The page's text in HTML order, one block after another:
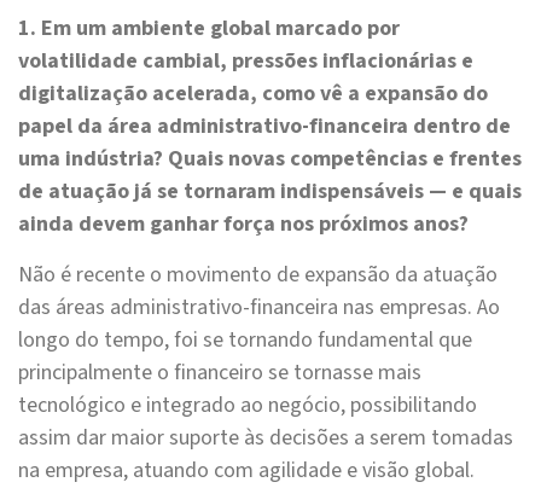
1. Em um ambiente global marcado por
volatilidade cambial, pressões inflacionárias e
digitalização acelerada, como vê a expansão do
papel da área administrativo-financeira dentro de
uma indústria? Quais novas competências e frentes
de atuação já se tornaram indispensáveis — e quais
ainda devem ganhar força nos próximos anos?
Não é recente o movimento de expansão da atuação
das áreas administrativo-financeira nas empresas. Ao
longo do tempo, foi se tornando fundamental que
principalmente o financeiro se tornasse mais
tecnológico e integrado ao negócio, possibilitando
assim dar maior suporte às decisões a serem tomadas
na empresa, atuando com agilidade e visão global.